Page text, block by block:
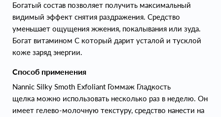
Богатый состав позволяет получить максимальный
видимый эффект снятия раздражения. Средство
уменьшает ощущения жжения, покалывания или зуда.
Богат витамином С который дарит усталой и тусклой
коже заряд энергии.
Способ применения
Nannic Silky Smoth Exfoliant Гоммаж Гладкость
щелка можно использовать несколько раз в неделю. Он
имеет гелево-молочную текстуру, средство нанести на